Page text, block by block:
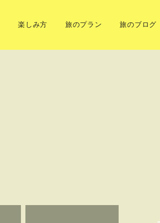
楽しみ方 旅のプラン 旅のブログ